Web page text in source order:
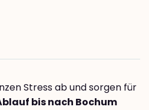
Stress ab und sorgen für
bis nach Bochum